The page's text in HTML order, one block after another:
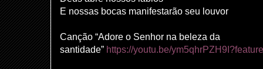
E nossas bocas manifestarão seu louvor
Canção “Adore o Senhor na beleza da
santidade” https://youtu.be/